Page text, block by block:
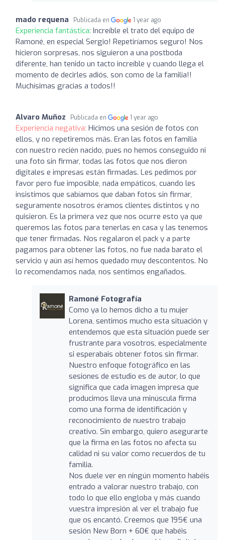
mado requena Publicada en 1 year ago
Experiencia fantástica: Increíble el trato del equipo de
Ramoné, en especial Sergio! Repetiríamos seguro! Nos
hicieron sorpresas, nos siguieron a una postboda
diferente, han tenido un tacto increíble y cuando llega el
momento de decirles adiós, son como de la familia!!
Muchísimas gracias a todos!!
Alvaro Muñoz Publicada en 1 year ago
Experiencia negativa: Hicimos una sesión de fotos con
ellos, y no repetiremos más. Eran las fotos en familia
con nuestro recién nacido, pues no hemos conseguido ni
una foto sin firmar, todas las fotos que nos dieron
digitales e impresas están firmadas. Les pedimos por
favor pero fue imposible, nada empáticos, cuando les
insistimos que sabíamos que daban fotos sin firmar,
seguramente nosotros éramos clientes distintos y no
quisieron. Es la primera vez que nos ocurre esto ya que
queremos las fotos para tenerlas en casa y las tenemos
que tener firmadas. Nos regalaron el pack y a parte
pagamos para obtener las fotos, no fue nada barato el
servicio y aún así hemos quedado muy descontentos. No
lo recomendamos nada, nos sentimos engañados.
Ramoné Fotografía
Como ya lo hemos dicho a tu mujer
Lorena, sentimos mucho esta situación y
entendemos que esta situación puede ser
frustrante para vosotros, especialmente
si esperabais obtener fotos sin firmar.
Nuestro enfoque fotográfico en las
sesiones de estudio es de autor, lo que
significa que cada imagen impresa que
producimos lleva una minúscula firma
como una forma de identificación y
reconocimiento de nuestro trabajo
creativo. Sin embargo, quiero asegurarte
que la firma en las fotos no afecta su
calidad ni su valor como recuerdos de tu
familia.
Nos duele ver en ningún momento habéis
entrado a valorar nuestro trabajo, con
todo lo que ello engloba y más cuando
vuestra impresión al ver el trabajo fue
que os encantó. Creemos que 195€ una
sesión New Born + 60€ que habéis